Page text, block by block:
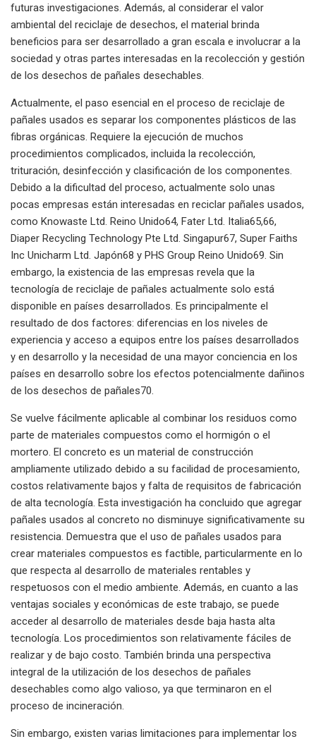
futuras investigaciones. Además, al considerar el valor
ambiental del reciclaje de desechos, el material brinda
beneficios para ser desarrollado a gran escala e involucrar a la
sociedad y otras partes interesadas en la recolección y gestión
de los desechos de pañales desechables.
Actualmente, el paso esencial en el proceso de reciclaje de
pañales usados ​​es separar los componentes plásticos de las
fibras orgánicas. Requiere la ejecución de muchos
procedimientos complicados, incluida la recolección,
trituración, desinfección y clasificación de los componentes.
Debido a la dificultad del proceso, actualmente solo unas
pocas empresas están interesadas en reciclar pañales usados,
como Knowaste Ltd. Reino Unido64, Fater Ltd. Italia65,66,
Diaper Recycling Technology Pte Ltd. Singapur67, Super Faiths
Inc Unicharm Ltd. Japón68 y PHS Group Reino Unido69. Sin
embargo, la existencia de las empresas revela que la
tecnología de reciclaje de pañales actualmente solo está
disponible en países desarrollados. Es principalmente el
resultado de dos factores: diferencias en los niveles de
experiencia y acceso a equipos entre los países desarrollados
y en desarrollo y la necesidad de una mayor conciencia en los
países en desarrollo sobre los efectos potencialmente dañinos
de los desechos de pañales70.
Se vuelve fácilmente aplicable al combinar los residuos como
parte de materiales compuestos como el hormigón o el
mortero. El concreto es un material de construcción
ampliamente utilizado debido a su facilidad de procesamiento,
costos relativamente bajos y falta de requisitos de fabricación
de alta tecnología. Esta investigación ha concluido que agregar
pañales usados ​​al concreto no disminuye significativamente su
resistencia. Demuestra que el uso de pañales usados ​​para
crear materiales compuestos es factible, particularmente en lo
que respecta al desarrollo de materiales rentables y
respetuosos con el medio ambiente. Además, en cuanto a las
ventajas sociales y económicas de este trabajo, se puede
acceder al desarrollo de materiales desde baja hasta alta
tecnología. Los procedimientos son relativamente fáciles de
realizar y de bajo costo. También brinda una perspectiva
integral de la utilización de los desechos de pañales
desechables como algo valioso, ya que terminaron en el
proceso de incineración.
Sin embargo, existen varias limitaciones para implementar los